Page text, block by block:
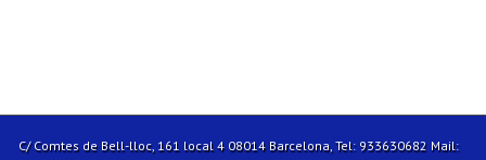
C/ Comtes de Bell-lloc, 161 local 4 08014 Barcelona, Tel: 933630682 Mail: